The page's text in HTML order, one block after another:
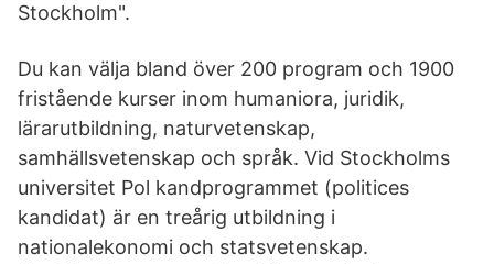
Stockholm".
Du kan välja bland över 200 program och 1900
fristående kurser inom humaniora, juridik,
lärarutbildning, naturvetenskap,
samhällsvetenskap och språk. Vid Stockholms
universitet Pol kandprogrammet (politices
kandidat) är en treårig utbildning i
nationalekonomi och statsvetenskap.